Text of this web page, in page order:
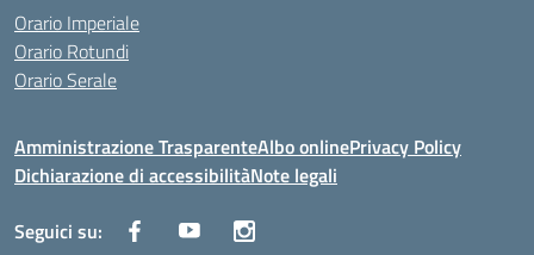
Orario Imperiale
Orario Rotundi
Orario Serale
Amministrazione TrasparenteAlbo onlinePrivacy Policy
Dichiarazione di accessibilitàNote legali
Seguici su: